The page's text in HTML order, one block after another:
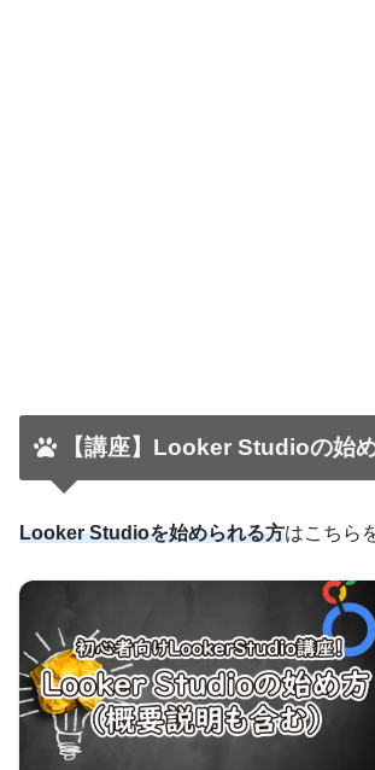
【講座】Looker Studioの始
Looker Studioを始められる方はこちら